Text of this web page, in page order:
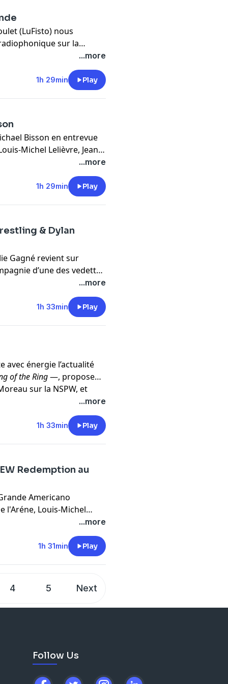
(LuFisto) nous
sur la
Chronique de la lutte
du monde de Dave
et la chronique favorite
meilleur lutteur de
...more
1h 29min Play
Bisson en entrevue
Michel Lelièvre, Jean-
Hébert et Dave
Ring, de la culture de
...more
1h 29min Play
& Dylan
Gagné revient sur
d’une des vedettes
et Louis-Michel Lelièvre
Wrestling. En fin
courte apparition pour
...more
1h 33min Play
avec énergie l’actualité
of the Ring—, propose
sur la NSPW, et
une réflexion sur l’esprit
Ferguson, Geneviève
Bertrand Hébert & Audrey
...more
1h 33min Play
Redemption au
Americano
l'Aréne, Louis-Michel
Kelly, Dave Ferguson,
du match de l'année
dernier, à Noche de
Mike Bailey pour faire
de son événement
vendredi, à
...more
1h 31min Play
4 5 Next
Follow Us